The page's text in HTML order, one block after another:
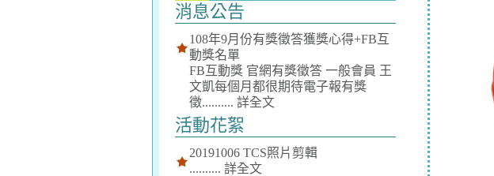
消息公告
108年9月份有獎徵答獲獎心得+FB互
動獎名單
FB互動獎 官網有獎徵答 一般會員 王
文凱每個月都很期待電子報有獎
徵.......... 詳全文
活動花絮
20191006 TCS照片剪輯
.......... 詳全文